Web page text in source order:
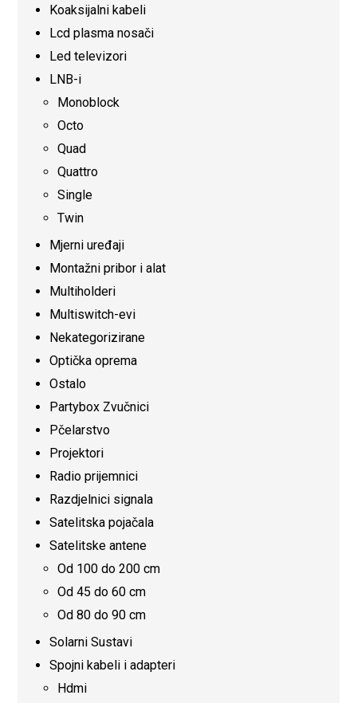
Koaksijalni kabeli
Lcd plasma nosači
Led televizori
LNB-i
Monoblock
Octo
Quad
Quattro
Single
Twin
Mjerni uređaji
Montažni pribor i alat
Multiholderi
Multiswitch-evi
Nekategorizirane
Optička oprema
Ostalo
Partybox Zvučnici
Pčelarstvo
Projektori
Radio prijemnici
Razdjelnici signala
Satelitska pojačala
Satelitske antene
Od 100 do 200 cm
Od 45 do 60 cm
Od 80 do 90 cm
Solarni Sustavi
Spojni kabeli i adapteri
Hdmi